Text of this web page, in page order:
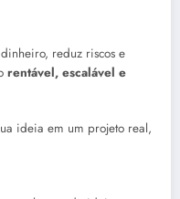
reduz riscos e
rentável, escalável e
ideia em um projeto real,